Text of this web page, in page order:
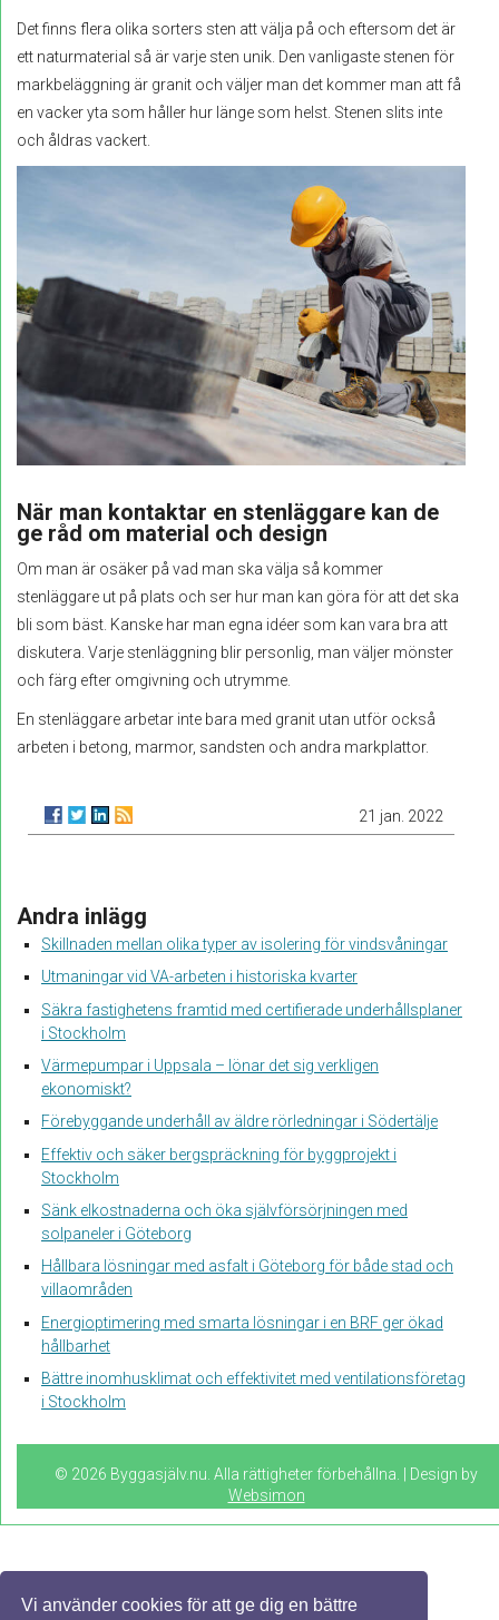
Vi använder cookies för att ge dig en bättre
Det finns flera olika sorters sten att välja på och eftersom det är
ett naturmaterial så är varje sten unik. Den vanligaste stenen för
markbeläggning är granit och väljer man det kommer man att få
en vacker yta som håller hur länge som helst. Stenen slits inte
och åldras vackert.
När man kontaktar en stenläggare kan de
ge råd om material och design
Om man är osäker på vad man ska välja så kommer
stenläggare ut på plats och ser hur man kan göra för att det ska
bli som bäst. Kanske har man egna idéer som kan vara bra att
diskutera. Varje stenläggning blir personlig, man väljer mönster
och färg efter omgivning och utrymme.
En stenläggare arbetar inte bara med granit utan utför också
arbeten i betong, marmor, sandsten och andra markplattor.
21 jan. 2022
Andra inlägg
Skillnaden mellan olika typer av isolering för vindsvåningar
Utmaningar vid VA-arbeten i historiska kvarter
Säkra fastighetens framtid med certifierade underhållsplaner
i Stockholm
Värmepumpar i Uppsala – lönar det sig verkligen
ekonomiskt?
Förebyggande underhåll av äldre rörledningar i Södertälje
Effektiv och säker bergspräckning för byggprojekt i
Stockholm
Sänk elkostnaderna och öka självförsörjningen med
solpaneler i Göteborg
Hållbara lösningar med asfalt i Göteborg för både stad och
villaområden
Energioptimering med smarta lösningar i en BRF ger ökad
hållbarhet
Bättre inomhusklimat och effektivitet med ventilationsföretag
i Stockholm
© 2026 Byggasjälv.nu. Alla rättigheter förbehållna. | Design by
Websimon